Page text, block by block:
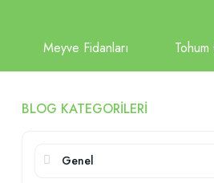
BLOG KATEGORILERI
Genel